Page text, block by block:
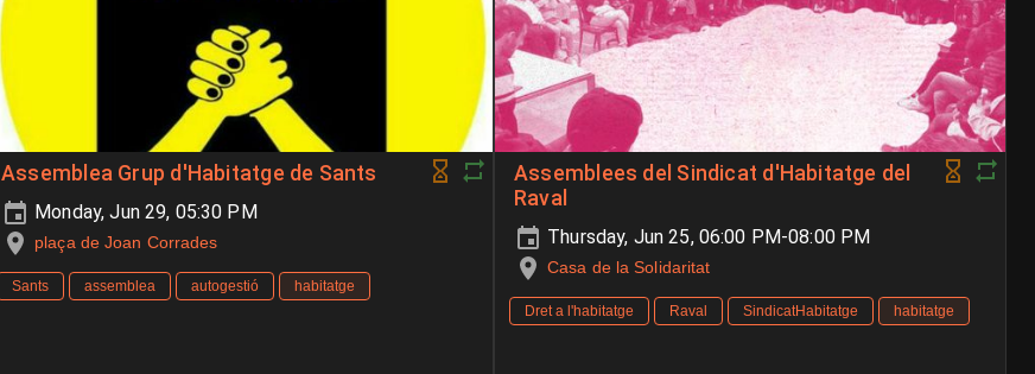
Assemblea Grup d'Habitatge de Sants
Monday, Jun 29, 05:30 PM
plaça de Joan Corrades
Sants assemblea autogestió habitatge
Assemblees del Sindicat d'Habitatge del
Raval
Thursday, Jun 25, 06:00 PM-08:00 PM
Casa de la Solidaritat
Dret a l'habitatge Raval SindicatHabitatge habitatge